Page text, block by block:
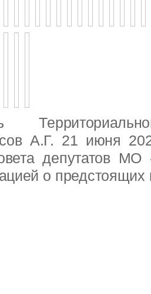
А.Г. 21 июня
депутатов МО
о предстоящих